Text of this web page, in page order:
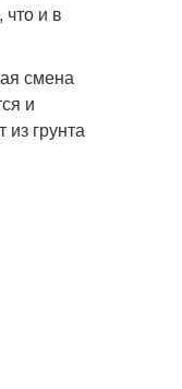
и в
смена
и
грунта